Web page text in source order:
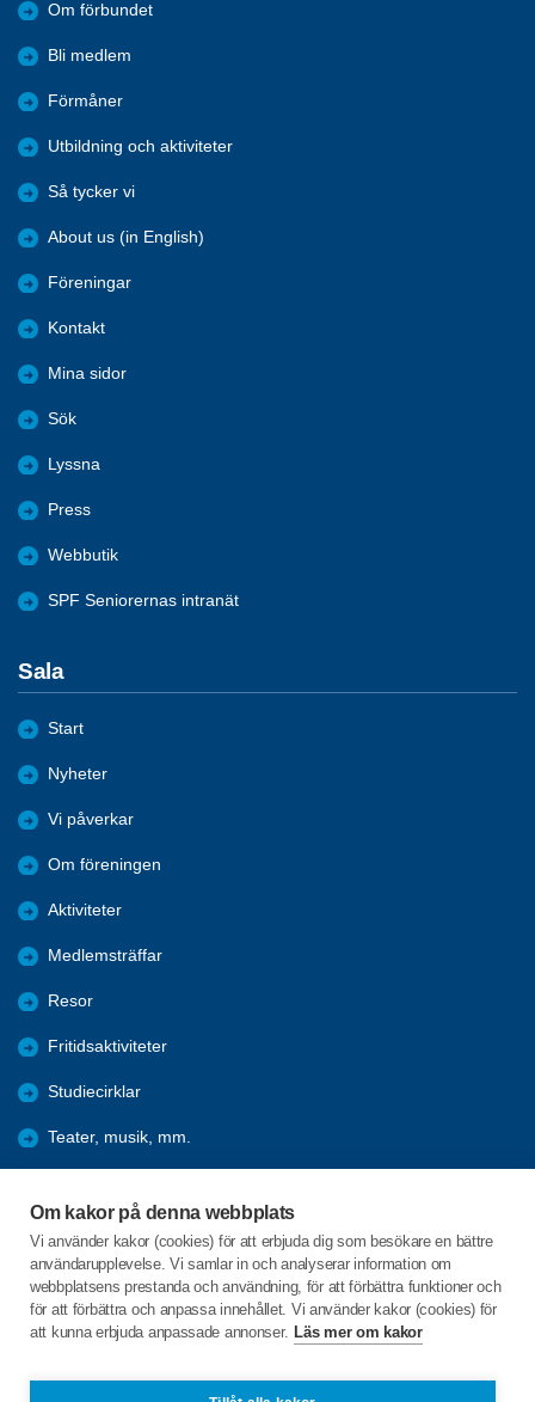
Om kakor på denna webbplats
Vi använder kakor (cookies) för att erbjuda dig som besökare en bättre
användarupplevelse. Vi samlar in och analyserar information om
webbplatsens prestanda och användning, för att förbättra funktioner och
för att förbättra och anpassa innehållet. Vi använder kakor (cookies) för
att kunna erbjuda anpassade annonser. Läs mer om kakor
Om förbundet
Bli medlem
Förmåner
Utbildning och aktiviteter
Så tycker vi
About us (in English)
Föreningar
Kontakt
Mina sidor
Sök
Lyssna
Press
Webbutik
SPF Seniorernas intranät
Sala
Start
Nyheter
Vi påverkar
Om föreningen
Aktiviteter
Medlemsträffar
Resor
Fritidsaktiviteter
Studiecirklar
Teater, musik, mm.
Förmåner
Bli medlem
C/o:Per Byström